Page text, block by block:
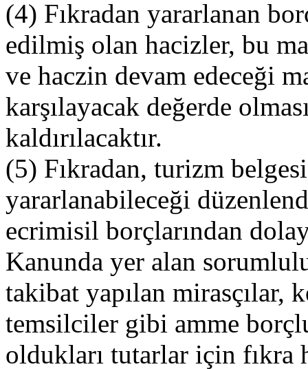
(4) Fıkradan yararlanan
edilmiş olan hacizler, bu
ve haczin devam edeceği
karşılayacak değerde
kaldırılacaktır.
(5) Fıkradan, turizm
yararlanabileceği
ecrimisil borçlarından
Kanunda yer alan
takibat yapılan mirasçılar,
temsilciler gibi amme
oldukları tutarlar için fıkra